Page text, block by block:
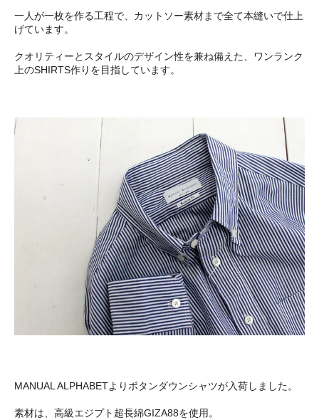
一人が一枚を作る工程で、カットソー素材まで全て本縫いで仕上
げています。
クオリティーとスタイルのデザイン性を兼ね備えた、ワンランク
上のSHIRTS作りを目指しています。
MANUAL ALPHABETよりボタンダウンシャツが入荷しました。
素材は、高級エジプト超長綿GIZA88を使用。